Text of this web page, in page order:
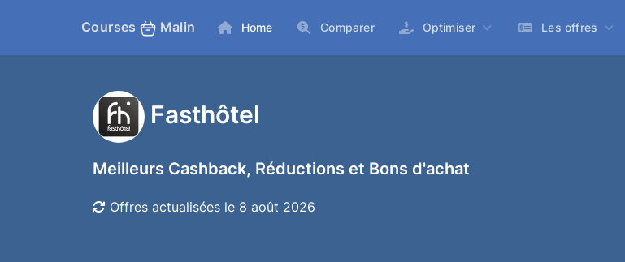
Courses Malin Home Comparer Optimiser Les offres
Fasthôtel
Meilleurs Cashback, Réductions et Bons d'achat
Offres actualisées le 8 août 2026